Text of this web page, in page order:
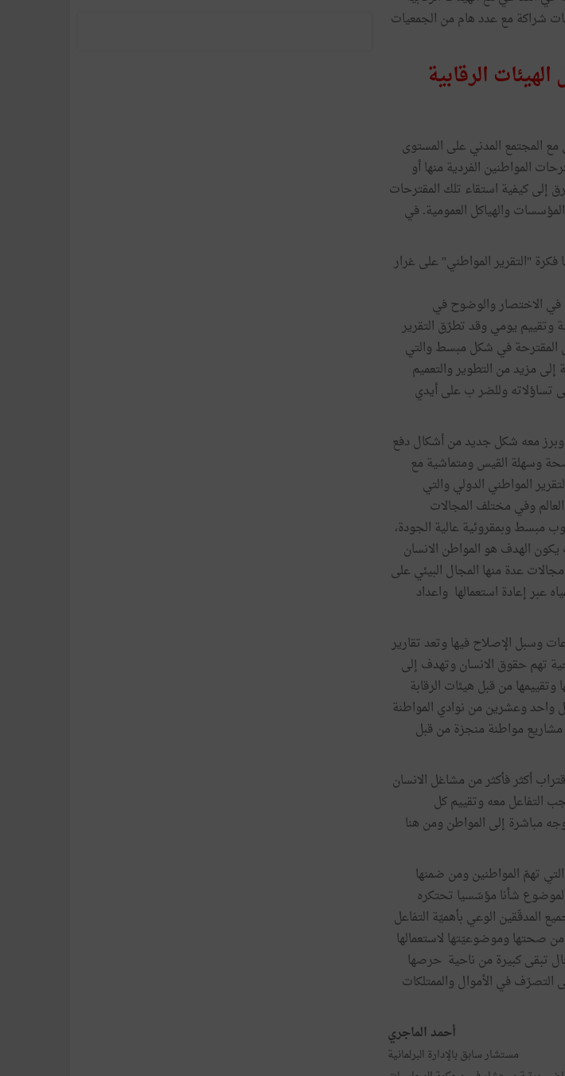
شراكة مع عدد هام من الجمعيات
الرقابية
مع المجتمع المدني على المستوى
المواطنين الفردية منها أو
إلى كيفية استقاء تلك المقترحات
والهياكل العمومية. في
"التقرير المواطني" على غرار
في الاختصار والوضوح في
وتقييم يومي وقد تطرّق التقرير
المقترحة في شكل مبسط والتي
مزيد من التطوير والتعميم
تساؤلاته وللضر ب على أيدي
وبرز معه شكل جديد من أشكال دفع
وسهلة القيس ومتماشية مع
المواطني الدولي والتي
وفي مختلف المجالات
مبسط وبمقروئية عالية الجودة،
الهدف هو المواطن الانسان
عدة منها المجال البيئي على
أوكسيد الكربون والتحكم في 98 بالمئة من المياه عبر إعادة استعمالها واعداد
وسبل الإصلاح فيها وتعد تقارير
تهم حقوق الانسان وتهدف إلى
من قبل هيئات الرقابة
واحد وعشرين من نوادي المواطنة
في نهاية سنة 2017 قادرة على تطوير مشاريع مواطنة منجزة من قبل
أكثر فأكثر من مشاغل الانسان
التفاعل معه وتقييم كل
مباشرة إلى المواطن ومن هنا
تهمّ المواطنين ومن ضمنها
شأنا مؤسّسيا تحتكره
المدقّقين الوعي بأهميّة التفاعل
صحتها وموضوعيّتها لاستعمالها
تبقى كبيرة من ناحية حرصها
التصرّف في الأموال والممتلكات
أحمد الماجري
مستشار سابق بالإدارة البرلمانية